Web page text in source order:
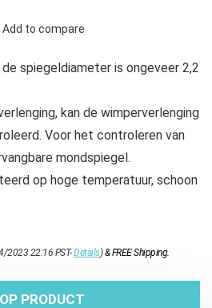
Add to compare
spiegeldiameter is ongeveer 2,2
kan de wimperverlenging
Voor het controleren van
mondspiegel.
op hoge temperatuur, schoon
2023 22:16 PST-Details)&FREE Shipping.
PRODUCT